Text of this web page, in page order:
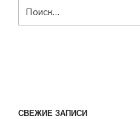
СВЕЖИЕ ЗАПИСИ